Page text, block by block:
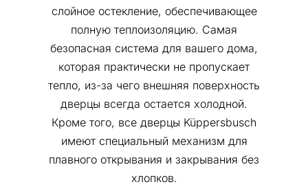
слойное остекление, обеспечивающее
полную теплоизоляцию. Самая
безопасная система для вашего дома,
которая практически не пропускает
тепло, из-за чего внешняя поверхность
дверцы всегда остается холодной.
Кроме того, все дверцы Küppersbusch
имеют специальный механизм для
плавного открывания и закрывания без
хлопков.